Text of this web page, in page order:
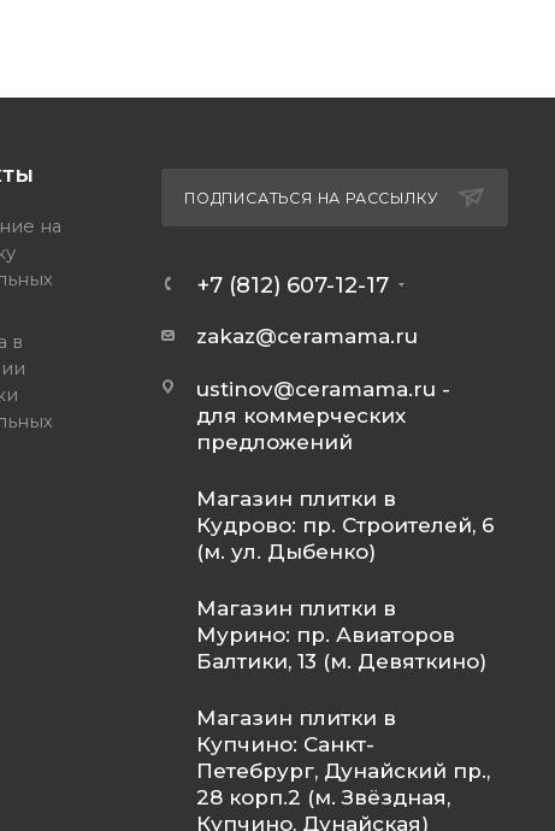
на
в
ПОДПИСАТЬСЯ НА РАССЫЛКУ
+7 (812) 607-12-17
zakaz@ceramama.ru
ustinov@ceramama.ru -
для коммерческих
предложений
Магазин плитки в
Кудрово: пр. Строителей, 6
(м. ул. Дыбенко)
Магазин плитки в
Мурино: пр. Авиаторов
Балтики, 13 (м. Девяткино)
Магазин плитки в
Купчино: Санкт-
Петебрург, Дунайский пр.,
28 корп.2 (м. Звёздная,
Купчино, Дунайская)